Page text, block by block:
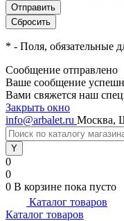
* - Поля, обязательные
Сообщение отправлено
Ваше сообщение
Вами свяжется наш
Закрыть окно
info@arbalet.ru Москва,
0
0
0 В корзине пока пусто
Каталог товаров
Каталог товаров